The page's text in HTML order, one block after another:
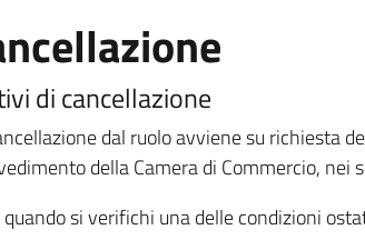
di cancellazione
dal ruolo avviene su richiesta
della Camera di Commercio, nei
quando si verifichi una delle condizioni